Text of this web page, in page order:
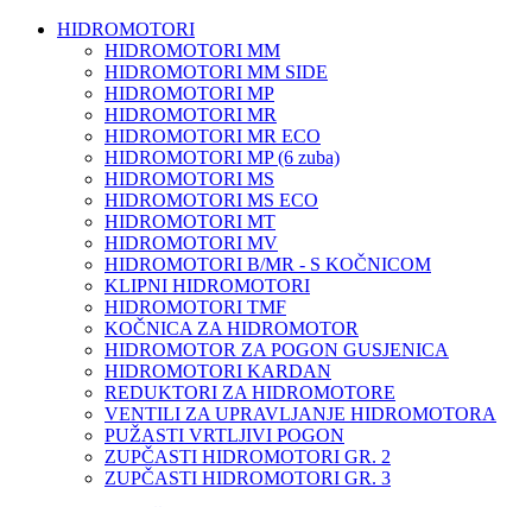
HIDROMOTORI
HIDROMOTORI MM
HIDROMOTORI MM SIDE
HIDROMOTORI MP
HIDROMOTORI MR
HIDROMOTORI MR ECO
HIDROMOTORI MP (6 zuba)
HIDROMOTORI MS
HIDROMOTORI MS ECO
HIDROMOTORI MT
HIDROMOTORI MV
HIDROMOTORI B/MR - S KOČNICOM
KLIPNI HIDROMOTORI
HIDROMOTORI TMF
KOČNICA ZA HIDROMOTOR
HIDROMOTOR ZA POGON GUSJENICA
HIDROMOTORI KARDAN
REDUKTORI ZA HIDROMOTORE
VENTILI ZA UPRAVLJANJE HIDROMOTORA
PUŽASTI VRTLJIVI POGON
ZUPČASTI HIDROMOTORI GR. 2
ZUPČASTI HIDROMOTORI GR. 3